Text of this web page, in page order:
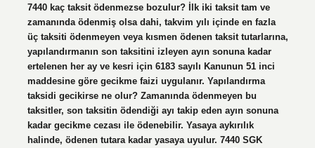
7440 kaç taksit ödenmezse bozulur? İlk iki taksit tam ve
zamanında ödenmiş olsa dahi, takvim yılı içinde en fazla
üç taksiti ödenmeyen veya kısmen ödenen taksit tutarlarına,
yapılandırmanın son taksitini izleyen ayın sonuna kadar
ertelenen her ay ve kesri için 6183 sayılı Kanunun 51 inci
maddesine göre gecikme faizi uygulanır. Yapılandırma
taksidi gecikirse ne olur? Zamanında ödenmeyen bu
taksitler, son taksitin ödendiği ayı takip eden ayın sonuna
kadar gecikme cezası ile ödenebilir. Yasaya aykırılık
halinde, ödenen tutara kadar yasaya uyulur. 7440 SGK